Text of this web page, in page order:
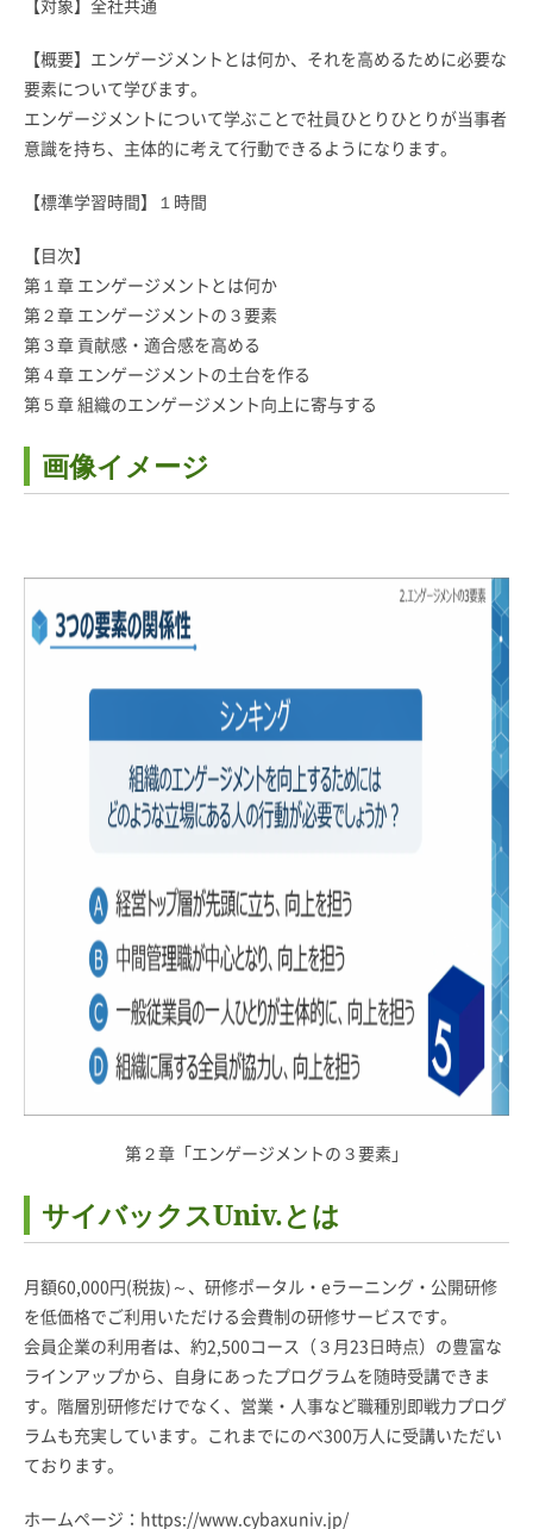
【対象】全社共通
【概要】エンゲージメントとは何か、それを高めるために必要な
要素について学びます。
エンゲージメントについて学ぶことで社員ひとりひとりが当事者
意識を持ち、主体的に考えて行動できるようになります。
【標準学習時間】１時間
【目次】
第１章 エンゲージメントとは何か
第２章 エンゲージメントの３要素
第３章 貢献感・適合感を高める
第４章 エンゲージメントの土台を作る
第５章 組織のエンゲージメント向上に寄与する
画像イメージ
第２章「エンゲージメントの３要素」
サイバックスUniv.とは
月額60,000円(税抜)～、研修ポータル・eラーニング・公開研修
を低価格でご利用いただける会費制の研修サービスです。
会員企業の利用者は、約2,500コース（３月23日時点）の豊富な
ラインアップから、自身にあったプログラムを随時受講できま
す。階層別研修だけでなく、営業・人事など職種別即戦力プログ
ラムも充実しています。これまでにのべ300万人に受講いただい
ております。
ホームページ： https://www.cybaxuniv.jp/